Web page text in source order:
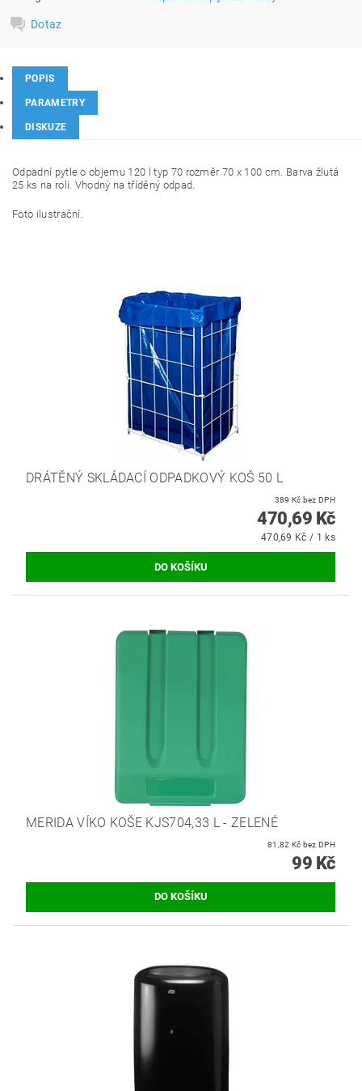
Dotaz
POPIS
PARAMETRY
DISKUZE
Odpadní pytle o objemu 120 l typ 70 rozměr 70 x 100 cm. Barva žlutá
25 ks na roli. Vhodný na tříděný odpad.
Foto ilustrační.
DRÁTĚNÝ SKLÁDACÍ ODPADKOVÝ KOŠ 50 L
389 Kč bez DPH
470,69 Kč
470,69 Kč / 1 ks
MERIDA VÍKO KOŠE KJS704,33 L - ZELENÉ
81,82 Kč bez DPH
99 Kč